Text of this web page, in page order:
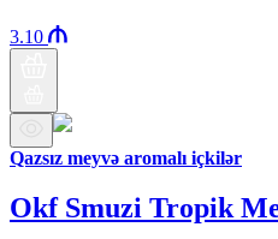
3.10
Qazsız meyvə aromalı içkilər
Okf Smuzi Tropik